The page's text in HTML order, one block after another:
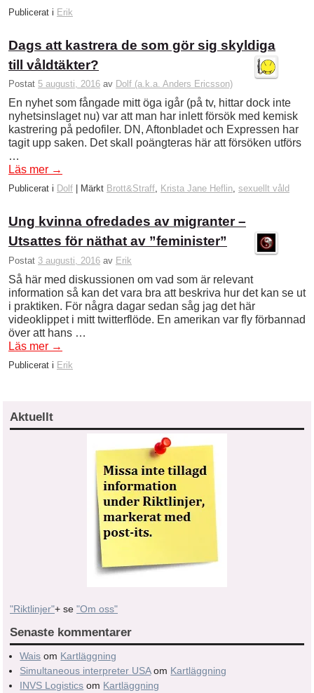
Publicerat i Erik
Dags att kastrera de som gör sig skyldiga
till våldtäkter?
Postat 5 augusti, 2016 av Dolf (a.k.a. Anders Ericsson)
En nyhet som fångade mitt öga igår (på tv, hittar dock inte
nyhetsinslaget nu) var att man har inlett försök med kemisk
kastrering på pedofiler. DN, Aftonbladet och Expressen har
tagit upp saken. Det skall poängteras här att försöken utförs
…
Läs mer →
Publicerat i Dolf Märkt Brott&Straff, Krista Jane Heflin, sexuellt våld
Ung kvinna ofredades av migranter –
Utsattes för näthat av ”feminister”
Postat 3 augusti, 2016 av Erik
Så här med diskussionen om vad som är relevant
information så kan det vara bra att beskriva hur det kan se ut
i praktiken. För några dagar sedan såg jag det här
videoklippet i mitt twitterflöde. En amerikan var fly förbannad
över att hans …
Läs mer →
Publicerat i Erik
Aktuellt
"Riktlinjer"+ se "Om oss"
Senaste kommentarer
Wais om Kartläggning
Simultaneous interpreter USAom Kartläggning
INVS Logistics om Kartläggning